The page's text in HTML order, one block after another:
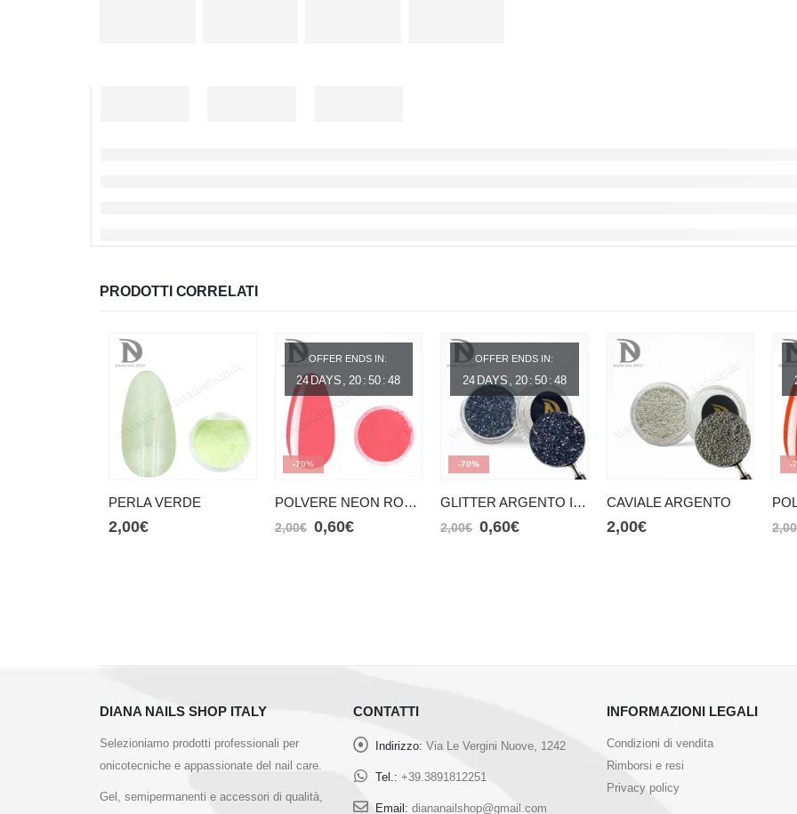
PRODOTTI CORRELATI
PERLA VERDE
2,00€
-70%
OFFER ENDS IN:
24 DAYS 20 : 50 : 48
POLVERE NEON ROSSO
2,00€ 0,60€
-70%
OFFER ENDS IN:
24 DAYS 20 : 50 : 48
GLITTER ARGENTO INTENSO
2,00€ 0,60€
CAVIALE ARGENTO
2,00€
-
2,00
DIANA NAILS SHOP ITALY
Selezioniamo prodotti professionali per
onicotecniche e appassionate del nail care.
Gel, semipermanenti e accessori di qualità,
CONTATTI
Indirizzo: Via Le Vergini Nuove, 1242
Tel.: +39.3891812251
Email: diananailshop@gmail.com
INFORMAZIONI LEGALI
Condizioni di vendita
Rimborsi e resi
Privacy policy